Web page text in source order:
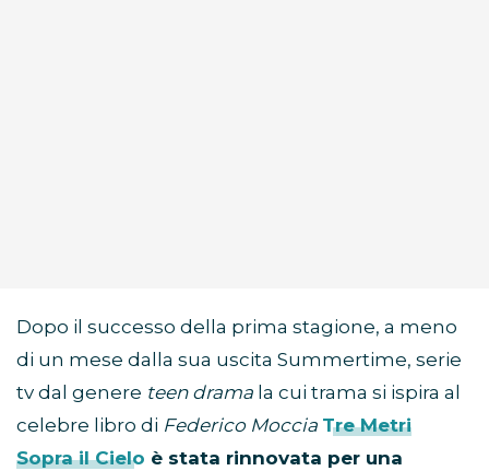
Dopo il successo della prima stagione, a meno
di un mese dalla sua uscita Summertime, serie
tv dal genere teen drama la cui trama si ispira al
celebre libro di Federico Moccia Tre Metri
Sopra il Cielo è stata rinnovata per una